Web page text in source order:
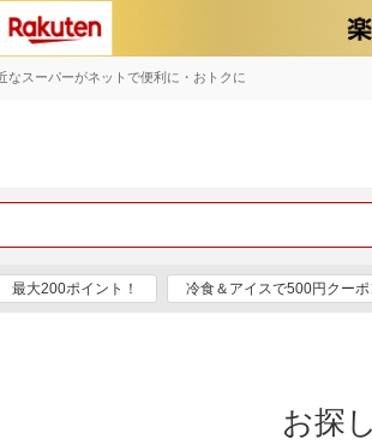
なスーパーがネットで便利に・おトクに
最大200ポイント！ 冷食＆アイスで500円クー
お探